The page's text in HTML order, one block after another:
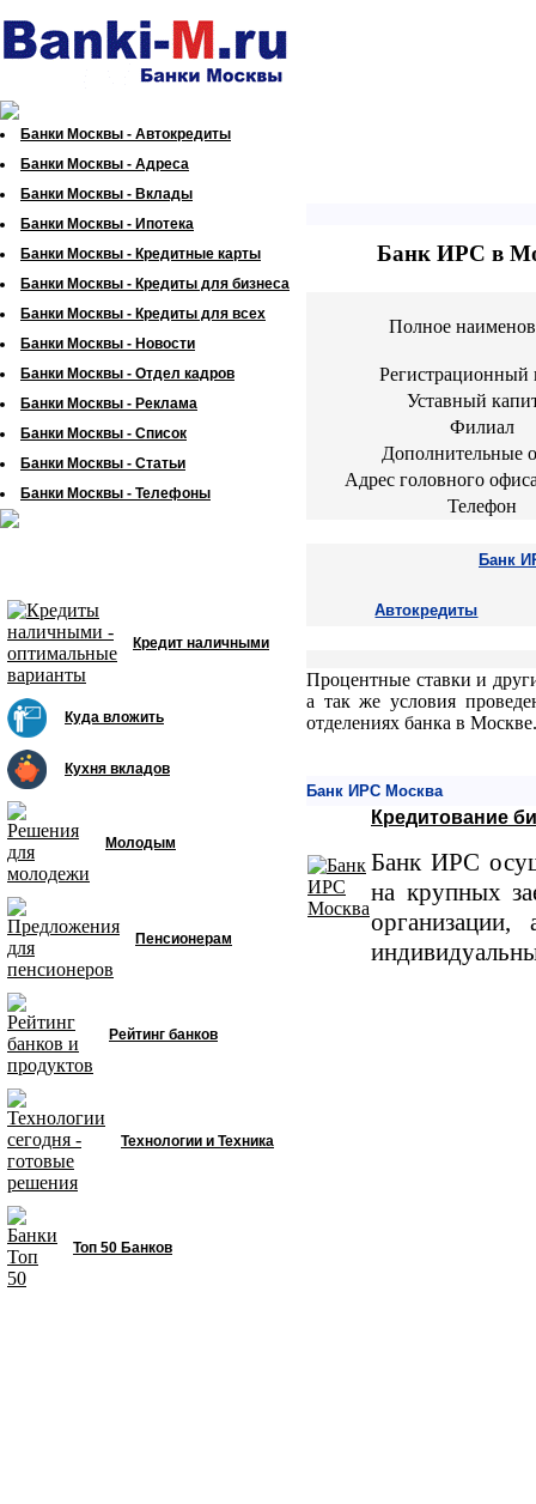
Банки Москвы - Автокредиты
Банки Москвы - Адреса
Банки Москвы - Вклады
Банки Москвы - Ипотека
Банки Москвы - Кредитные карты
Банки Москвы - Кредиты для бизнеса
Банки Москвы - Кредиты для всех
Банки Москвы - Новости
Банки Москвы - Отдел кадров
Банки Москвы - Реклама
Банки Москвы - Список
Банки Москвы - Статьи
Банки Москвы - Телефоны
Кредит наличными
Куда вложить
Кухня вкладов
Молодым
Пенсионерам
Рейтинг банков
Технологии и Техника
Топ 50 Банков
Банк ИРС в
Полное
Регистрационный
Уставный
Филиал
Дополнительные
Адрес головного
Телефон
Банк
Автокредиты
Процентные ставки и
а так же условия
отделениях банка в Москве.
Банк ИРС Москва
Кредитование
Банк ИРС
на крупных